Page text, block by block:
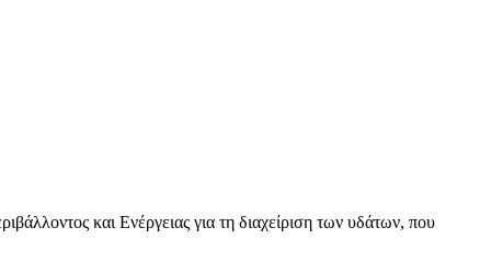
και Ενέργειας για τη διαχείριση των υδάτων, που